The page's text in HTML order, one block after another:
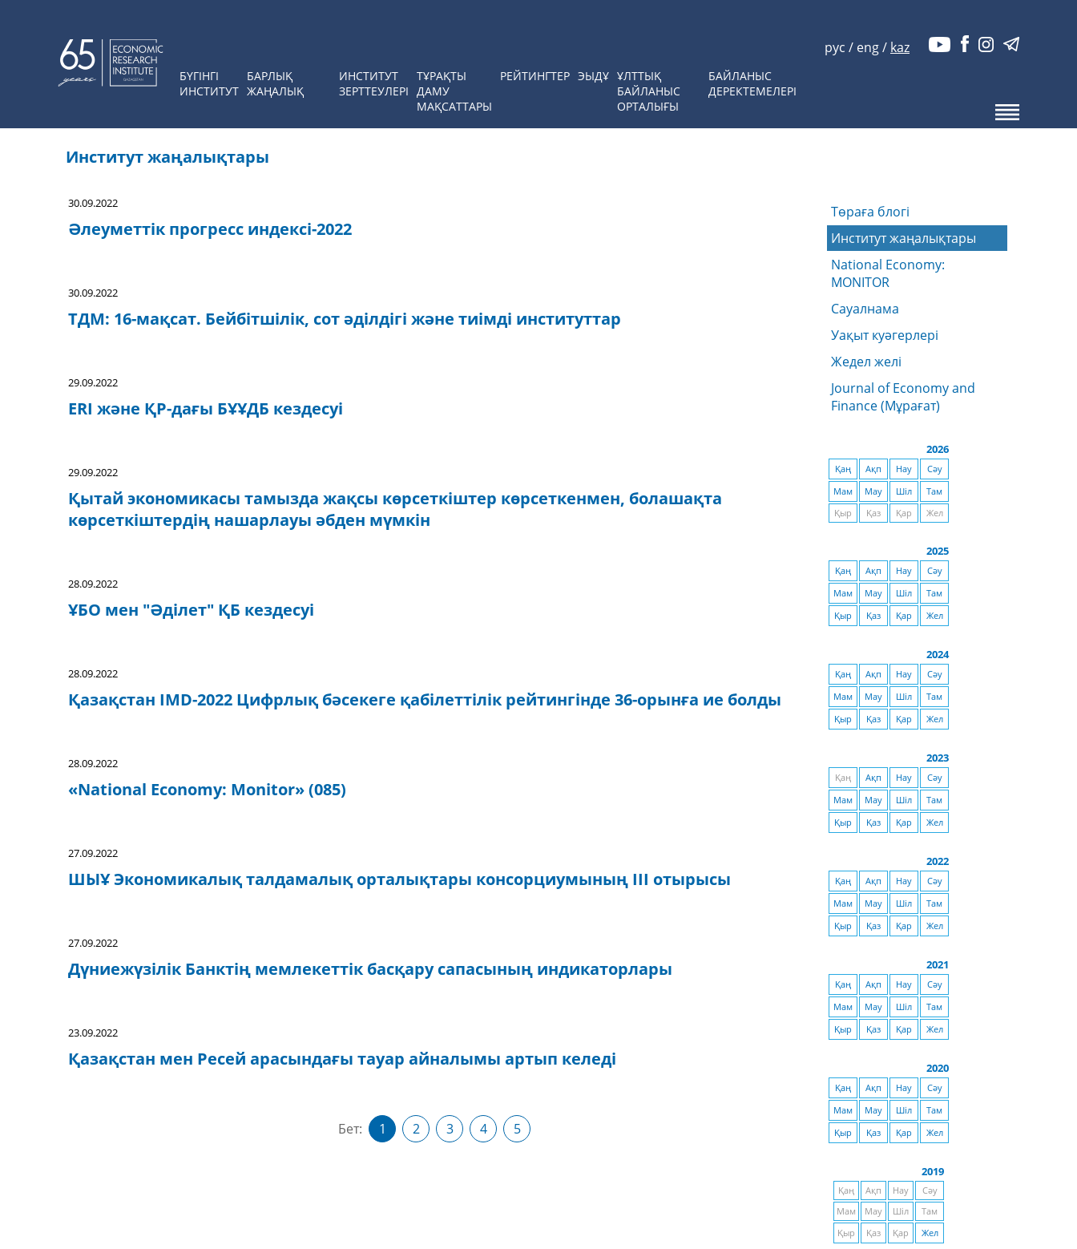
БҮГІНГІ
ИНСТИТУТ
БАРЛЫҚ
ЖАҢАЛЫҚ
ИНСТИТУТ
ЗЕРТТЕУЛЕРІ
ТҰРАҚТЫ
ДАМУ
МАҚСАТТАРЫ
РЕЙТИНГТЕР ЭЫДҰ ҰЛТТЫҚ
БАЙЛАНЫС
ОРТАЛЫҒЫ
БАЙЛАНЫС
ДЕРЕКТЕМЕЛЕРІ
рус / eng/ kaz
Институт жаңалықтары
30.09.2022
Әлеуметтік прогресс индексі-2022
30.09.2022
ТДМ: 16-мақсат. Бейбітшілік, сот әділдігі және тиімді институттар
29.09.2022
ERI және ҚР-дағы БҰҰДБ кездесуі
29.09.2022
Қытай экономикасы тамызда жақсы көрсеткіштер көрсеткенмен, болашақта
көрсеткіштердің нашарлауы әбден мүмкін
28.09.2022
ҰБО мен "Әділет" ҚБ кездесуі
28.09.2022
Қазақстан IMD-2022 Цифрлық бәсекеге қабілеттілік рейтингінде 36-орынға ие болды
28.09.2022
«National Economy: Monitor» (085)
27.09.2022
ШЫҰ Экономикалық талдамалық орталықтары консорциумының III отырысы
27.09.2022
Дүниежүзілік Банктің мемлекеттік басқару сапасының индикаторлары
23.09.2022
Қазақстан мен Ресей арасындағы тауар айналымы артып келеді
Бет: 1 2 3 4 5
Төраға блогі
Институт жаңалықтары
National Economy:
MONITOR
Сауалнама
Уақыт куәгерлері
Жедел желі
Journal of Economy and
Finance (Мұрағат)
2026
Қаң Ақп Нау
Сәу
Мам
Мау Шіл
Там
Қыр
Қаз Қар Жел
2025
Қаң Ақп Нау
Сәу
Мам
Мау Шіл
Там
Қыр
Қаз Қар Жел
2024
Қаң Ақп Нау
Сәу
Мам
Мау Шіл
Там
Қыр
Қаз Қар Жел
2023
Қаң Ақп Нау
Сәу
Мам
Мау Шіл
Там
Қыр
Қаз Қар Жел
2022
Қаң Ақп Нау
Сәу
Мам
Мау Шіл
Там
Қыр
Қаз Қар Жел
2021
Қаң Ақп Нау
Сәу
Мам
Мау Шіл
Там
Қыр
Қаз Қар Жел
2020
Қаң Ақп Нау
Сәу
Мам
Мау Шіл
Там
Қыр
Қаз Қар Жел
2019
Қаң Ақп Нау
Сәу
Мам
Мау Шіл
Там
Қыр
Қаз Қар Жел